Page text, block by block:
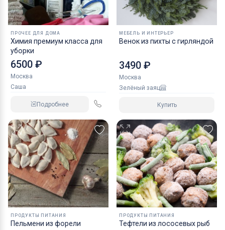
ПРОЧЕЕ ДЛЯ ДОМА
Химия премиум класса для
уборки
6500 ₽
Москва
Саша
Подробнее
МЕБЕЛЬ И ИНТЕРЬЕР
Венок из пихты с гирляндой
3490 ₽
Москва
Зелёный заяц
Купить
ПРОДУКТЫ ПИТАНИЯ
Пельмени из форели
ПРОДУКТЫ ПИТАНИЯ
Тефтели из лососевых рыб